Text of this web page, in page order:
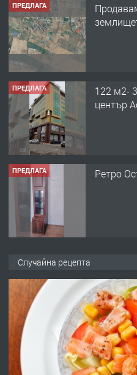
ПРЕДЛАГА
ПРЕДЛАГА
122 м2-
център
ПРЕДЛАГА Ретро
ПРЕДЛАГА
със
Случайна рецепта